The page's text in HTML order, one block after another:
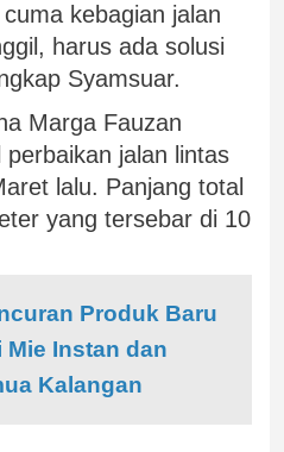
kebagian jalan
harus ada solusi
Syamsuar.
Marga Fauzan
jalan lintas
lalu. Panjang total
yang tersebar di 10
Produk Baru
Instan dan
Kalangan